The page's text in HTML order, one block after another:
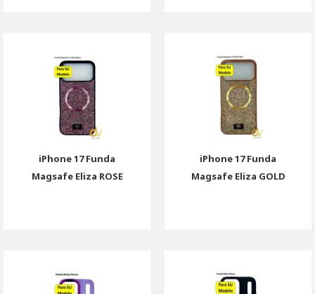
iPhone 17 Funda
Magsafe Eliza ROSE
iPhone 17 Funda
Magsafe Eliza GOLD